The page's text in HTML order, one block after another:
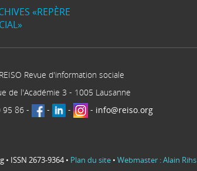
«REPÈRE
REISO Revue d'information sociale
de l'Académie 3 - 1005 Lausanne
95 86 - - - - info@reiso.org
• ISSN 2673-9364 • Plan du site • Webmaster : Alain Rihs